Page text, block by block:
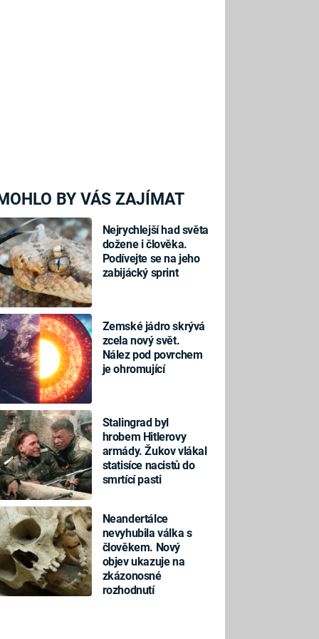
BY VÁS ZAJÍMAT
Nejrychlejší had světa
dožene i člověka.
Podívejte se na jeho
zabijácký sprint
Zemské jádro skrývá
zcela nový svět.
Nález pod povrchem
je ohromující
Stalingrad byl
hrobem Hitlerovy
armády. Žukov vlákal
statisíce nacistů do
smrtící pasti
Neandertálce
nevyhubila válka s
člověkem. Nový
objev ukazuje na
zkázonosné
rozhodnutí